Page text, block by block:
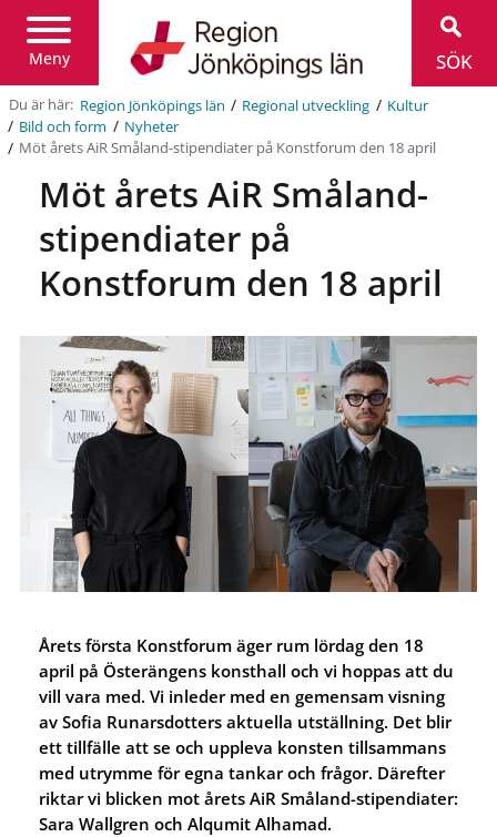
Meny
Jönköpings
län
SÖK
Du är här: Region Jönköpings län / Regional utveckling / Kultur
/ Bild och form / Nyheter
/ Möt årets AiR Småland-stipendiater på Konstforum den 18 april
Möt årets AiR Småland-
stipendiater på
Konstforum den 18 april
Årets första Konstforum äger rum lördag den 18
april på Österängens konsthall och vi hoppas att du
vill vara med. Vi inleder med en gemensam visning
av Sofia Runarsdotters aktuella utställning. Det blir
ett tillfälle att se och uppleva konsten tillsammans
med utrymme för egna tankar och frågor. Därefter
riktar vi blicken mot årets AiR Småland-stipendiater:
Sara Wallgren och Alqumit Alhamad.